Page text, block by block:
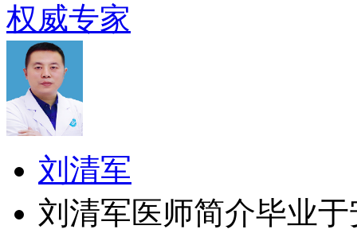
权威专家
刘清军
刘清军医师简介毕业